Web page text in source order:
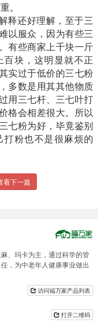
。
释还好理解，至于三
以服众，因为有些三
有些商家上千块一斤
百块，这明显就不正
实过于低价的三七粉
多数是用其其他物质
用三七杆、三七叶打
格会相差很大。所以
七粉为好，毕竟鉴别
打粉也不是很麻烦的
看下一篇
、玛卡为主，通过科学的管
，为中老年人健康事业做出
访问福万家产品列表
打开二维码